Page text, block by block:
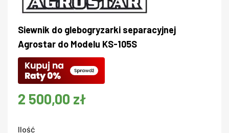
Siewnik do glebogryzarki separacyjnej
Agrostar do Modelu KS-105S
2 500,00 zł
Ilość